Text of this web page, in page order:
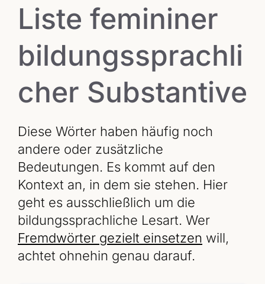
Liste femininer
bildungssprachli
cher Substantive
Diese Wörter haben häufig noch
andere oder zusätzliche
Bedeutungen. Es kommt auf den
Kontext an, in dem sie stehen. Hier
geht es ausschließlich um die
bildungssprachliche Lesart. Wer
Fremdwörter gezielt einsetzen will,
achtet ohnehin genau darauf.